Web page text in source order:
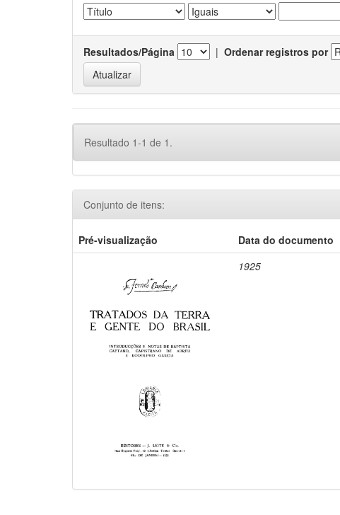
Resultados/Página | Ordenar registros por
Resultado 1-1 de 1.
Conjunto de itens:
Pré-visualização Data do documento
1925